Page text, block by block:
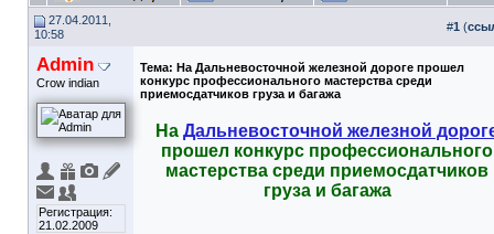
27.04.2011,
10:58
#1 (
Admin
Crow indian
Регистрация:
21.02.2009
Тема: На Дальневосточной железной дороге прошел
конкурс профессионального мастерства среди
приемосдатчиков груза и багажа
На Дальневосточной железной
прошел конкурс профессионального
мастерства среди приемосдатчиков
груза и багажа